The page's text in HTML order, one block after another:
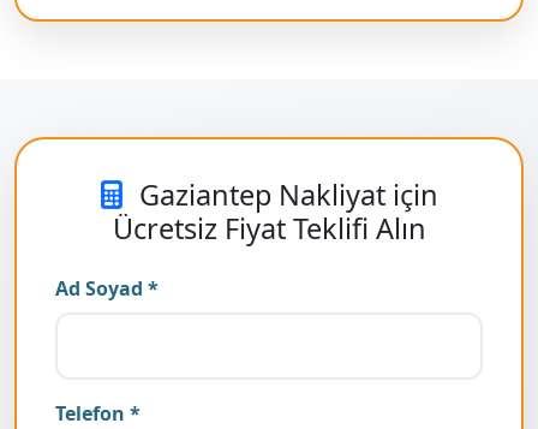
Gaziantep Nakliyat için
Ücretsiz Fiyat Teklifi Alın
Ad Soyad *
Telefon *